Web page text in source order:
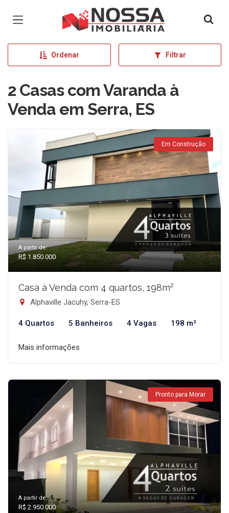
Página inicial
Ordenar Filtrar
2 Casas com Varanda à
Venda em Serra, ES
Em Construção
A partir de:
R$ 1.850.000
Casa à Venda com 4 quartos, 198m²
Alphaville Jacuhy, Serra-ES
4 Quartos 5 Banheiros 4 Vagas 198 m²
Mais informações
Pronto para Morar
A partir de:
R$ 2.950.000